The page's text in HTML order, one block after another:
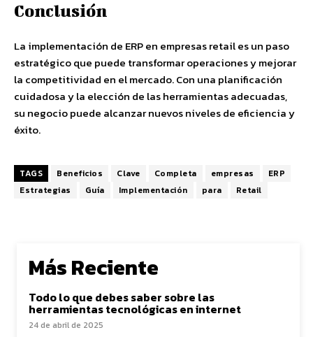
Conclusión
La implementación de ERP en empresas retail es un paso
estratégico que puede transformar operaciones y mejorar
la competitividad en el mercado. Con una planificación
cuidadosa y la elección de las herramientas adecuadas,
su negocio puede alcanzar nuevos niveles de eficiencia y
éxito.
TAGS Beneficios Clave Completa empresas
ERP
Estrategias
Guía Implementación para Retail
Más Reciente
Todo lo que debes saber sobre las
herramientas tecnológicas en internet
24 de abril de 2025